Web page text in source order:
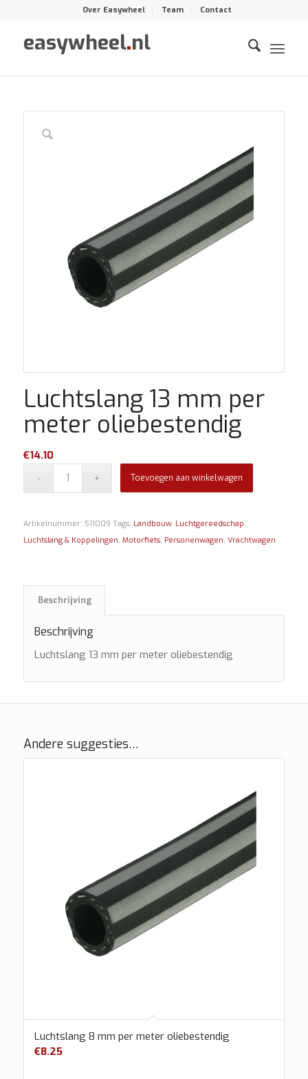
Over Easywheel Team Contact
easywheel.nl
Luchtslang 13 mm per
meter oliebestendig
€14.10
Toevoegen aan winkelwagen
Artikelnummer: 511009 Tags: Landbouw, Luchtgereedschap,
Luchtslang & Koppelingen, Motorfiets, Personenwagen, Vrachtwagen
Beschrijving
Beschrijving
Luchtslang 13 mm per meter oliebestendig
Andere suggesties…
Luchtslang 8 mm per meter oliebestendig
€8.25